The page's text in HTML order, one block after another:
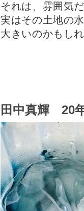
それは、雰囲気
実はその土地の
大きいのかもし
田中真輝 20